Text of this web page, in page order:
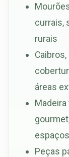
currais,
rurais
áreas
Peças